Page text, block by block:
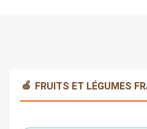
🍏 FRUITS ET LÉGUMES